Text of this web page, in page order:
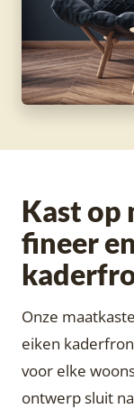
Kast op
fineer
Onze
eiken
voor elke
ontwerp sluit